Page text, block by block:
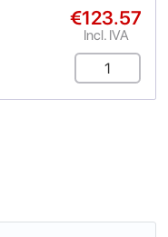
€123.57
Incl. IVA